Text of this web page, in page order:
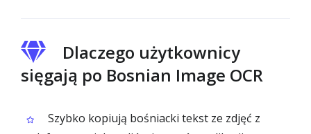
Dlaczego użytkownicy
sięgają po Bosnian Image OCR
Szybko kopiują bośniacki tekst ze zdjęć z